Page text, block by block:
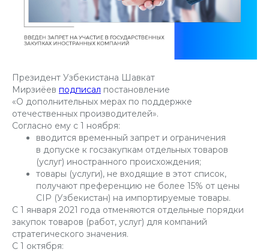
Президент Узбекистана Шавкат
Мирзиёев подписал постановление
«О дополнительных мерах по поддержке
отечественных производителей».
Согласно ему с 1 ноября:
вводится временный запрет и ограничения
в допуске к госзакупкам отдельных товаров
(услуг) иностранного происхождения;
товары (услуги), не входящие в этот список,
получают преференцию не более 15% от цены
CIP (Узбекистан) на импортируемые товары.
С 1 января 2021 года отменяются отдельные порядки
закупок товаров (работ, услуг) для компаний
стратегического значения.
С 1 октября: